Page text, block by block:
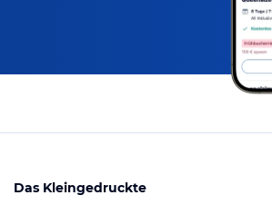
Das Kleingedruckte